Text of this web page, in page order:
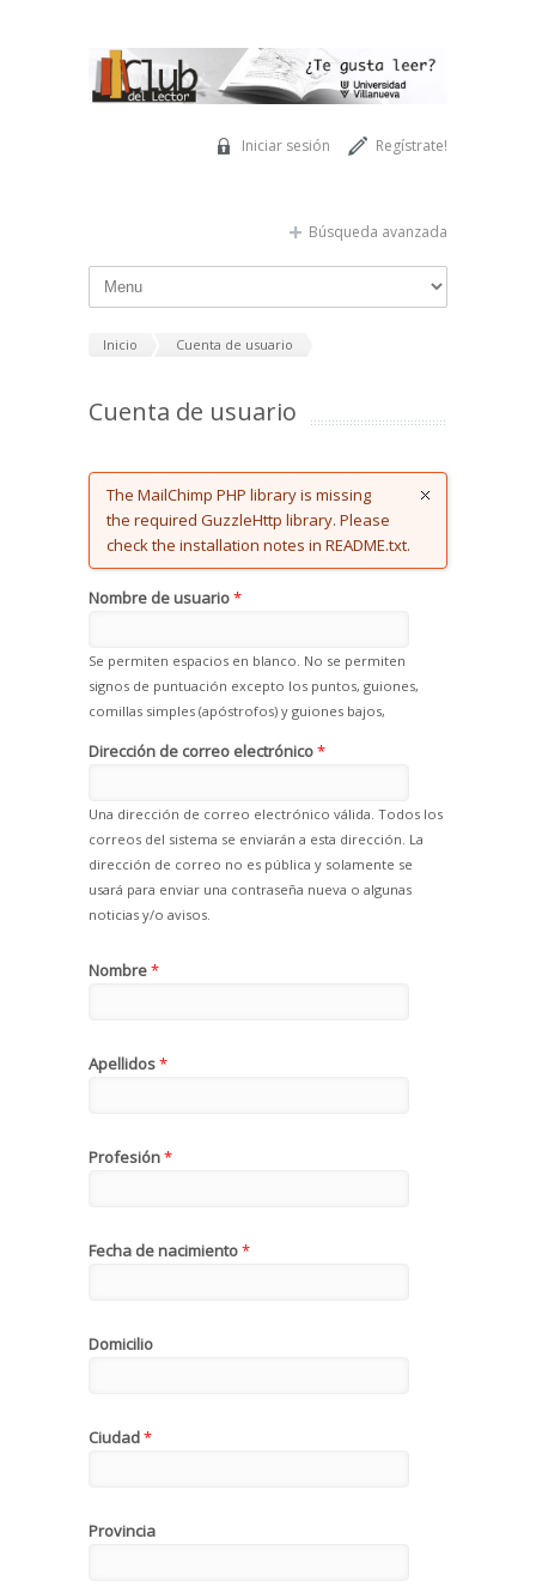
Regístrate!
Iniciar sesión
Búsqueda avanzada
Inicio Cuenta de usuario
Cuenta de usuario
Error message
The MailChimp PHP library is missing
the required GuzzleHttp library. Please
check the installation notes in README.txt.
Nombre de usuario*
Se permiten espacios en blanco. No se permiten
signos de puntuación excepto los puntos, guiones,
comillas simples (apóstrofos) y guiones bajos,
Dirección de correo electrónico*
Una dirección de correo electrónico válida. Todos los
correos del sistema se enviarán a esta dirección. La
dirección de correo no es pública y solamente se
usará para enviar una contraseña nueva o algunas
noticias y/o avisos.
Nombre*
Apellidos*
Profesión*
Fecha de nacimiento*
Domicilio
Ciudad*
Provincia